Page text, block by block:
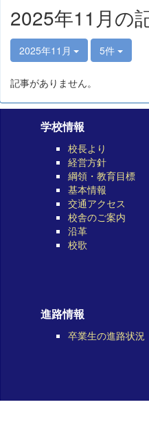
2025年11月の
2025年11月 5件
記事がありません。
学校情報
校長より
経営方針
綱領・教育目標
基本情報
交通アクセス
校舎のご案内
沿革
校歌
進路情報
卒業生の進路状況